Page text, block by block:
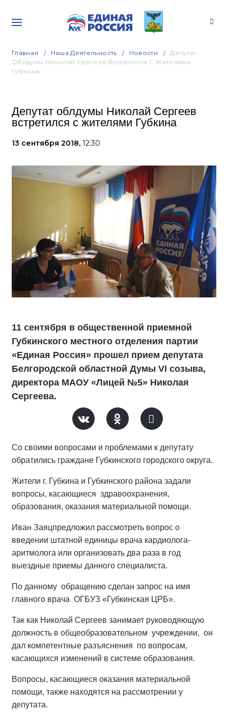
Главная Наша Деятельность Новости
Депутат
Облдумы Николай Сергеев Встретился С Жителями
Губкина
Депутат облдумы Николай Сергеев
встретился с жителями Губкина
13 сентября 2018, 12:30
11 сентября в общественной приемной
Губкинского местного отделения партии
«Единая Россия» прошел прием депутата
Белгородской областной Думы VI созыва,
директора МАОУ «Лицей №5» Николая
Сергеева.
Со своими вопросами и проблемами к депутату
обратились граждане Губкинского городского округа.
Жители г. Губкина и Губкинского района задали
вопросы, касающиеся здравоохранения,
образования, оказания материальной помощи.
Иван Заяцпредложил рассмотреть вопрос о
введении штатной единицы врача кардиолога-
аритмолога или организовать два раза в год
выездные приемы данного специалиста.
По данному обращению сделан запрос на имя
главного врача ОГБУЗ «Губкинская ЦРБ».
Так как Николай Сергеев занимает руководяющую
должность в общеобразовательном учреждении, он
дал компетентные разъяснения по вопросам,
касающихся изменений в системе образования.
Вопросы, касающиеся оказания материальной
помощи, также находятся на рассмотрении у
депутата.